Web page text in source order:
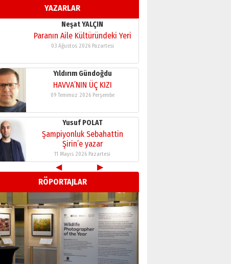
YAZARLAR
11 Mayıs 2026 Pazartesi
Neşat YALÇIN
Paranın Aile Kültüründeki Yeri
03 Ağustos 2026 Pazartesi
Yıldırım Gündoğdu
HAVVA’NIN ÜÇ KIZI
09 Temmuz 2026 Perşembe
Yusuf POLAT
Şampiyonluk Sebahattin
Şirin’e yazar
11 Mayıs 2026 Pazartesi
Neşat YALÇIN
Paranın Aile Kültüründeki Yeri
03 Ağustos 2026 Pazartesi
Yıldırım Gündoğdu
HAVVA’NIN ÜÇ KIZI
09 Temmuz 2026 Perşembe
◀
▶
RÖPORTAJLAR